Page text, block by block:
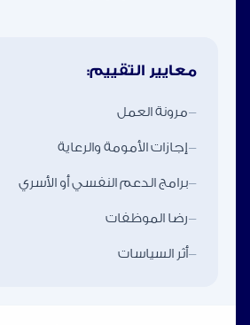
معايير التقييم:
-مرونة العمل
-إجازات الأمومة والرعاية
-برامج الدعم النفسي أو الأسري
-رضا الموظفات
-أثر السياسات